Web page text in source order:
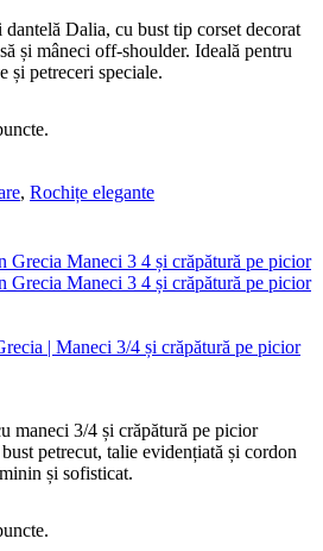
Dalia, cu bust tip corset decorat
și mâneci off-shoulder. Ideală pentru
și petreceri speciale.
, Rochițe elegante
| Maneci 3/4 și crăpătură pe picior
maneci 3/4 și crăpătură pe picior
petrecut, talie evidențiată și cordon
și sofisticat.